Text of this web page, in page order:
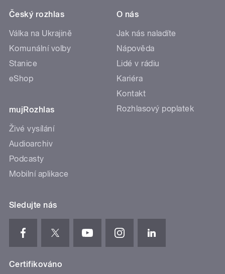
Český rozhlas
Válka na Ukrajině
Komunální volby
Stanice
eShop
mujRozhlas
Živé vysílání
Audioarchiv
Podcasty
Mobilní aplikace
O nás
Jak nás naladíte
Nápověda
Lidé v rádiu
Kariéra
Kontakt
Rozhlasový poplatek
Sledujte nás
Certifikováno